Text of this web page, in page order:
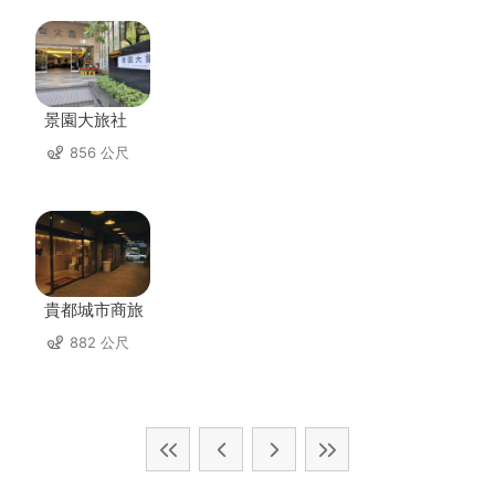
景園大旅社
856 公尺
貴都城市商旅
882 公尺